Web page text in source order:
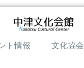
ト情報 文化協会